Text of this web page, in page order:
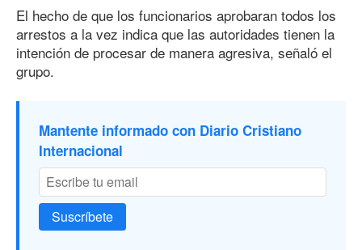
El hecho de que los funcionarios aprobaran todos los
arrestos a la vez indica que las autoridades tienen la
intención de procesar de manera agresiva, señaló el
grupo.
Mantente informado con Diario Cristiano
Internacional
Suscríbete